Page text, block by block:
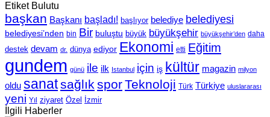
Etiket Bulutu
başkan Başkanı başladı! başlıyor belediye belediyesi
belediyesi’nden bin Bir buluştu büyük büyükşehir büyükşehir’den daha
destek devam dr. dünya ediyor Ekonomi etti Eğitim
gundem günü ile ilk Istanbul için iş kültür magazin milyon
oldu sanatsağlık sporTeknoloji Türk Türkiye uluslararası
yeni Yıl ziyaret Özel İzmir
İlgili Haberler